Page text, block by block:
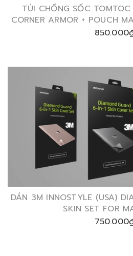
TÚI CHỐNG SỐC
CORNER ARMOR + POUCH
DÁN 3M INNOSTYLE (USA)
SKIN SET FOR